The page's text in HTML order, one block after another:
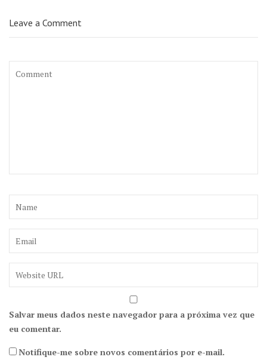
Leave a Comment
Salvar meus dados neste navegador para a próxima vez que
eu comentar.
Notifique-me sobre novos comentários por e-mail.